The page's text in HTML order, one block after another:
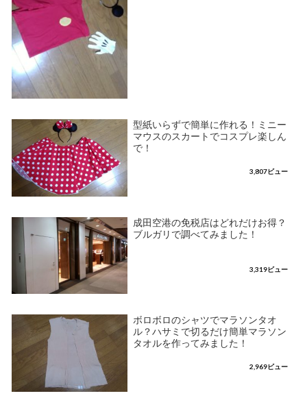
型紙いらずで簡単に作れる！ミニー
マウスのスカートでコスプレ楽しん
で！
3,807ビュー
成田空港の免税店はどれだけお得？
ブルガリで調べてみました！
3,319ビュー
ボロボロのシャツでマラソンタオ
ル？ハサミで切るだけ簡単マラソン
タオルを作ってみました！
2,969ビュー